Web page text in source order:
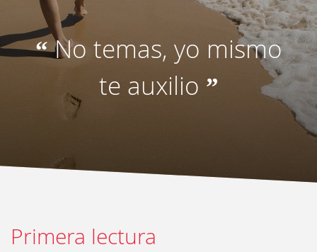
“No temas, yo mismo
te auxilio ”
Primera lectura